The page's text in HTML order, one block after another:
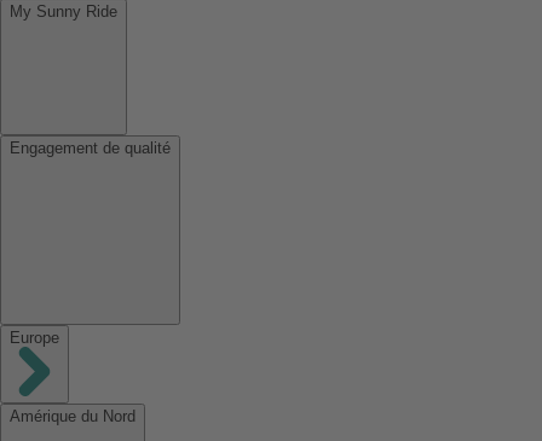
My Sunny Ride
Engagement de qualité
Europe
Amérique du Nord